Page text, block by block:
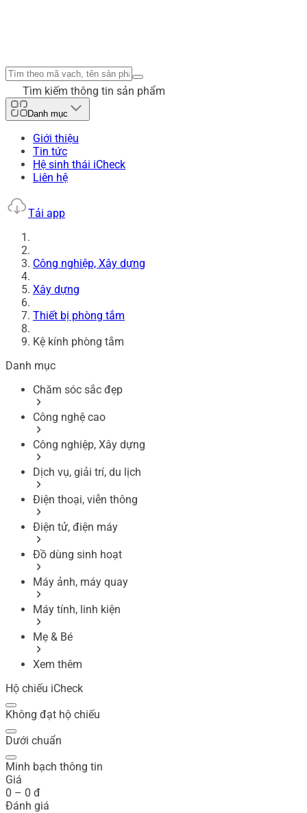
Tìm kiếm thông tin sản phẩm
Danh mục
Giới thiệu
Tin tức
Hệ sinh thái iCheck
Liên hệ
Tải app
Công nghiệp, Xây dựng
Xây dựng
Thiết bị phòng tắm
Kệ kính phòng tắm
Danh mục
Chăm sóc sắc đẹp
Công nghệ cao
Công nghiệp, Xây dựng
Dịch vụ, giải trí, du lịch
Điện thoại, viễn thông
Điện tử, điện máy
Đồ dùng sinh hoạt
Máy ảnh, máy quay
Máy tính, linh kiện
Mẹ & Bé
Xem thêm
Hộ chiếu iCheck
Không đạt hộ chiếu
Dưới chuẩn
Minh bạch thông tin
Giá
0 – 0 đ
Đánh giá